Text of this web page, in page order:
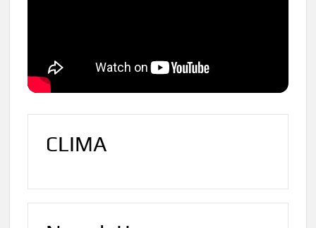
CLIMA